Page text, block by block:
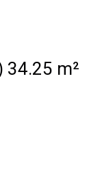
Appartement 2 pièce(s) 34.25 m²